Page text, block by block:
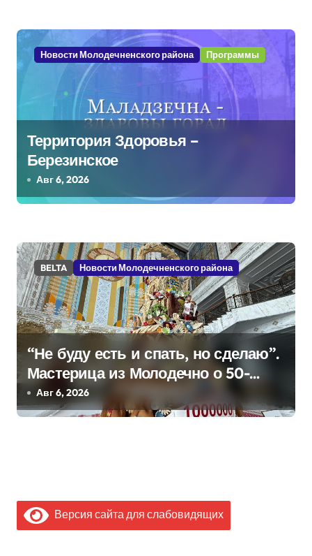
п
и
я
м
Новости Молодечненского района Программы
Территория Здоровья –
Березинское
Авг 6, 2026
BELTA Новости Молодечненского района
“Не буду есть и спать, но сделаю”.
Мастерица из Молодечно о 50-
килограммовом каравае для
Дворца Независимости
Авг 6, 2026
Версия сайта для слабовидящих